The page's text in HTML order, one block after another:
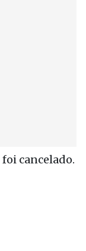
foi cancelado.